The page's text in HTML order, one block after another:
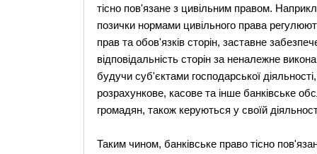
тісно пов'язане з цивільним правом.
позички нормами цивільного права
прав та обов'язків сторін, заставне
відповідальність сторін за неналежне
будучи суб'єктами господарської
розрахункове, касове та інше банківське
громадян, також керуються у своїй
Таким чином, банківське право тісно